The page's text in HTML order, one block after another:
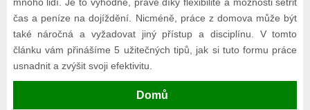
čas a peníze na dojíždění. Nicméně, práce z domova může být
také náročná a vyžadovat jiný přístup a disciplínu. V tomto
článku vám přinášíme 5 užitečných tipů, jak si tuto formu práce
usnadnit a zvýšit svoji efektivitu.
Domů